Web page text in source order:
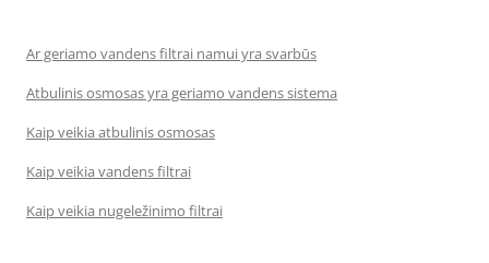
Ar geriamo vandens filtrai namui yra svarbūs
Atbulinis osmosas yra geriamo vandens sistema
Kaip veikia atbulinis osmosas
Kaip veikia vandens filtrai
Kaip veikia nugeležinimo filtrai